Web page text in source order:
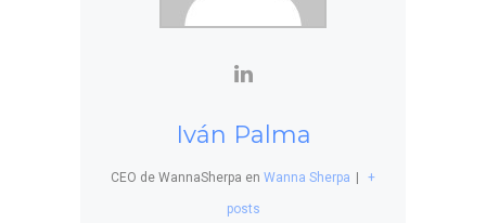
Iván Palma
CEO de WannaSherpa en Wanna Sherpa +
posts